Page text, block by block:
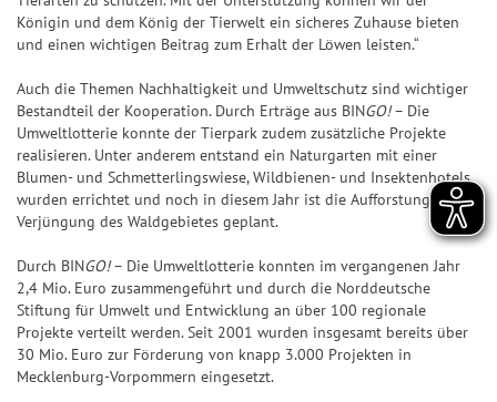
ü
c
k
s
S
p
ir
a
e
S
i
e
e
e
h
l
e
n
d
e
Z
a
h
l
R
6
R
6
tz
dan
k
GO!
e
p
i
e
l
7
7
S
U
P
E
R
ü
c
s
-
T
i
p
p
n
z
a
h
l
e
n
&
u
o
t
e
n
n
g
G
e
w
i
n
n
z
a
h
l
e
Königin und dem König der Tierwelt ein sicheres Zuhause bieten
und einen wichtigen Beitrag zum Erhalt der Löwen leisten.“
Auch die Themen Nachhaltigkeit und Umweltschutz sind wichtiger
Bestandteil der Kooperation. Durch Erträge aus BINGO!– Die
Umweltlotterie konnte der Tierpark zudem zusätzliche Projekte
realisieren. Unter anderem entstand ein Naturgarten mit einer
Blumen- und Schmetterlingswiese, Wildbienen- und Insektenhotels
wurden errichtet und noch in diesem Jahr ist die Aufforstung und
Verjüngung des Waldgebietes geplant.
Durch BINGO!– Die Umweltlotterie konnten im vergangenen Jahr
2,4 Mio. Euro zusammengeführt und durch die Norddeutsche
Stiftung für Umwelt und Entwicklung an über 100 regionale
Projekte verteilt werden. Seit 2001 wurden insgesamt bereits über
30 Mio. Euro zur Förderung von knapp 3.000 Projekten in
Mecklenburg-Vorpommern eingesetzt.